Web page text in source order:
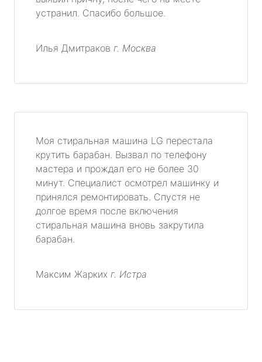
устранил. Спасибо большое.
Илья Дмитраков г. Москва
Моя стиральная машина LG перестала
крутить барабан. Вызвал по телефону
мастера и прождал его не более 30
минут. Специалист осмотрел машинку и
принялся ремонтировать. Спустя не
долгое время после включения
стиральная машина вновь закрутила
барабан.
Максим Жарких г. Истра